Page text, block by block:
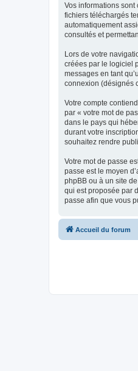
Vos informations
fichiers téléchargés
automatiquement
consultés et
Lors de votre
créées par le logiciel
messages en tant
connexion (désignés
Votre compte
par « votre mot de
dans le pays qui
durant votre
souhaitez rendre
Votre mot de passe
passe est le moyen
phpBB ou à un site
qui est proposée par
passe afin que vous
Accueil du forum